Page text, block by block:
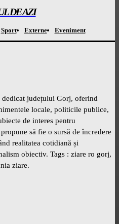
DE AZI
Sport Externe Eveniment
județului Gorj, oferind
locale, politicile publice,
de interes pentru
să fie o sursă de încredere
realitatea cotidiană și
obiectiv. Tags : ziare ro gorj,
ziare.